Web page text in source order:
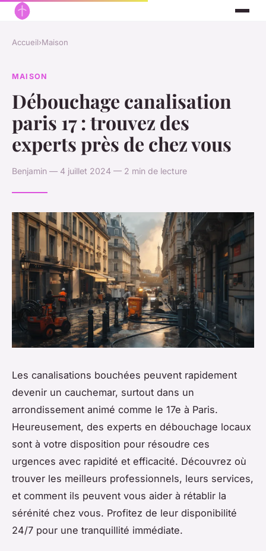
Accueil›Maison
MAISON
Débouchage canalisation
paris 17 : trouvez des
experts près de chez vous
Benjamin — 4 juillet 2024 — 2 min de lecture
Les canalisations bouchées peuvent rapidement
devenir un cauchemar, surtout dans un
arrondissement animé comme le 17e à Paris.
Heureusement, des experts en débouchage locaux
sont à votre disposition pour résoudre ces
urgences avec rapidité et efficacité. Découvrez où
trouver les meilleurs professionnels, leurs services,
et comment ils peuvent vous aider à rétablir la
sérénité chez vous. Profitez de leur disponibilité
24/7 pour une tranquillité immédiate.